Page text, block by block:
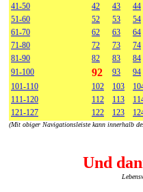
41-50
42 43 44
51-60
52 53 54
61-70
62 63 64
71-80
72 73 74
81-90
82 83 84
91-100
92 93 94
101-110
102 103
111-120
112 113
121-127
122 123
(Mit obiger Navigationsleiste kann innerhalb
Und